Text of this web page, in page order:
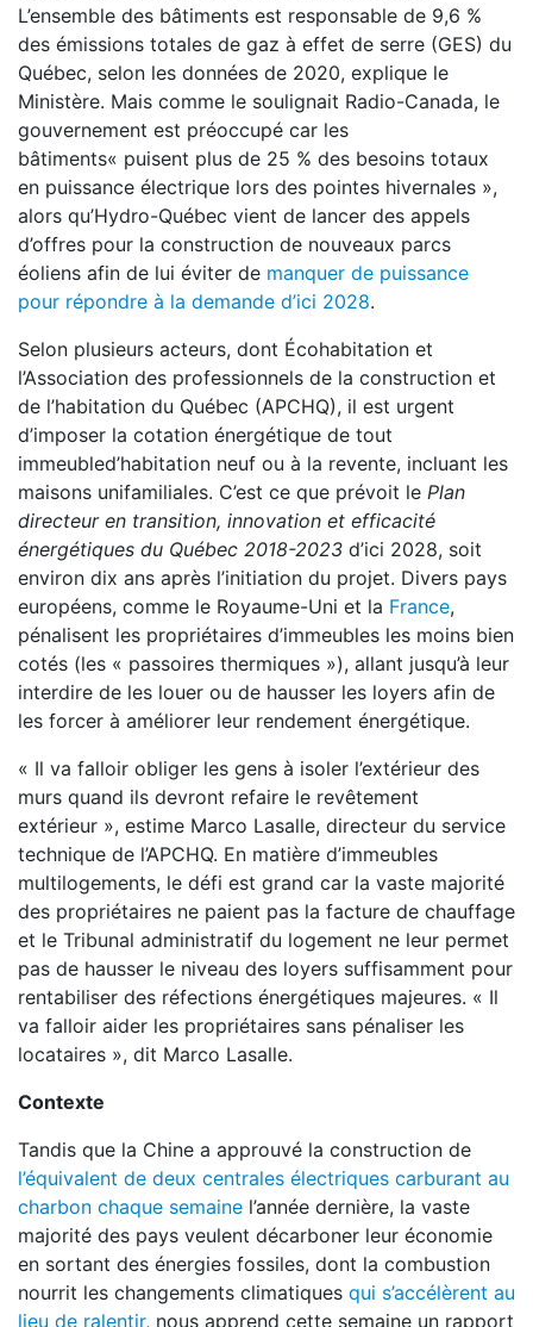
L’ensemble des bâtiments est responsable de 9,6 %
des émissions totales de gaz à effet de serre (GES) du
Québec, selon les données de 2020, explique le
Ministère. Mais comme le soulignait Radio-Canada, le
gouvernement est préoccupé car les
bâtiments« puisent plus de 25 % des besoins totaux
en puissance électrique lors des pointes hivernales »,
alors qu’Hydro-Québec vient de lancer des appels
d’offres pour la construction de nouveaux parcs
éoliens afin de lui éviter de manquer de puissance
pour répondre à la demande d’ici 2028.
Selon plusieurs acteurs, dont Écohabitation et
l’Association des professionnels de la construction et
de l’habitation du Québec (APCHQ), il est urgent
d’imposer la cotation énergétique de tout
immeubled’habitation neuf ou à la revente, incluant les
maisons unifamiliales. C’est ce que prévoit le Plan
directeur en transition, innovation et efficacité
énergétiques du Québec 2018-2023 d’ici 2028, soit
environ dix ans après l’initiation du projet. Divers pays
européens, comme le Royaume-Uni et la France,
pénalisent les propriétaires d’immeubles les moins bien
cotés (les « passoires thermiques »), allant jusqu’à leur
interdire de les louer ou de hausser les loyers afin de
les forcer à améliorer leur rendement énergétique.
« Il va falloir obliger les gens à isoler l’extérieur des
murs quand ils devront refaire le revêtement
extérieur », estime Marco Lasalle, directeur du service
technique de l’APCHQ. En matière d’immeubles
multilogements, le défi est grand car la vaste majorité
des propriétaires ne paient pas la facture de chauffage
et le Tribunal administratif du logement ne leur permet
pas de hausser le niveau des loyers suffisamment pour
rentabiliser des réfections énergétiques majeures. « Il
va falloir aider les propriétaires sans pénaliser les
locataires », dit Marco Lasalle.
Contexte
Tandis que la Chine a approuvé la construction de
l’équivalent de deux centrales électriques carburant au
charbon chaque semaine l’année dernière, la vaste
majorité des pays veulent décarboner leur économie
en sortant des énergies fossiles, dont la combustion
nourrit les changements climatiques qui s’accélèrent au
lieu de ralentir, nous apprend cette semaine un rapport